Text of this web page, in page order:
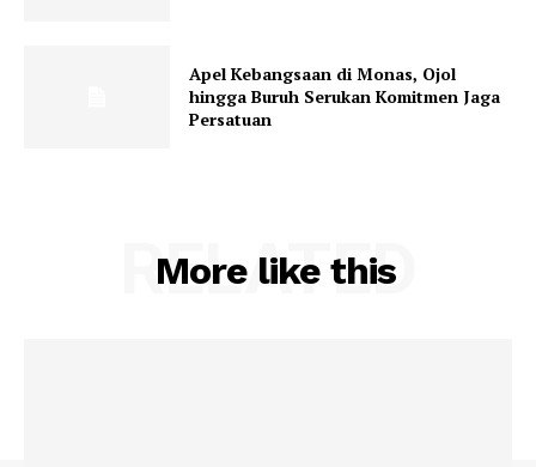
Apel Kebangsaan di Monas, Ojol
hingga Buruh Serukan Komitmen Jaga
Persatuan
More like this
RELATED